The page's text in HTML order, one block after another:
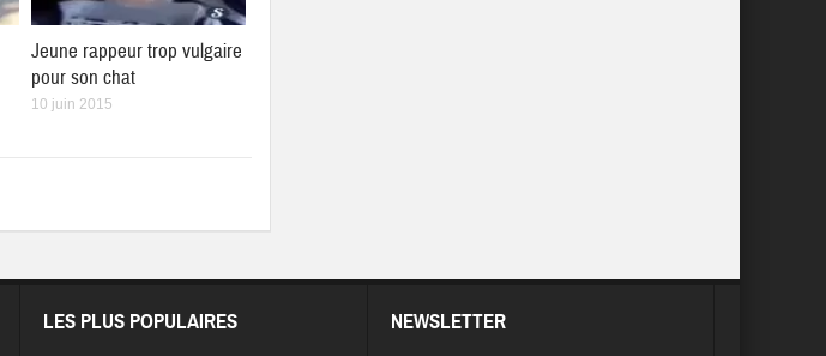
Jeune rappeur trop vulgaire
pour son chat
10 juin 2015
LES PLUS POPULAIRES NEWSLETTER